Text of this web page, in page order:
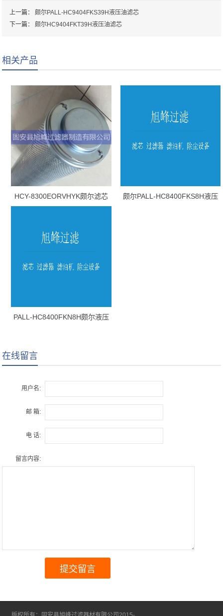
上一篇：颇尔PALL-HC9404FKS39H液压油滤芯
下一篇：颇尔HC9404FKT39H液压油滤芯
相关产品
HCY-8300EORVHYK颇尔滤芯
颇尔PALL-HC8400FKS8H液压
PALL-HC8400FKN8H颇尔液压
在线留言
用户名:
邮 箱:
电 话:
留言内容: